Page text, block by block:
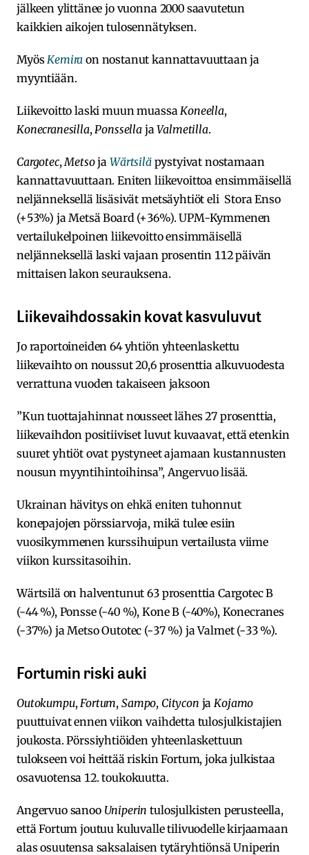
jälkeen ylittänee jo vuonna 2000 saavutetun
kaikkien aikojen tulosennätyksen.
Myös Kemira on nostanut kannattavuuttaan ja
myyntiään.
Liikevoitto laski muun muassa Koneella,
Konecranesilla, Ponssella jaValmetilla.
Cargotec, Metsoja Wärtsiläpystyivat nostamaan
kannattavuuttaan. Eniten liikevoittoa ensimmäisellä
neljänneksellä lisäsivät metsäyhtiöt eli Stora Enso
(+53%) ja Metsä Board (+36%). UPM-Kymmenen
vertailukelpoinen liikevoitto ensimmäisellä
neljänneksellä laski vajaan prosentin 112 päivän
mittaisen lakon seurauksena.
Liikevaihdossakin kovat kasvuluvut
Jo raportoineiden 64 yhtiön yhteenlaskettu
liikevaihto on noussut 20,6 prosenttia alkuvuodesta
verrattuna vuoden takaiseen jaksoon
”Kun tuottajahinnat nousseet lähes 27 prosenttia,
liikevaihdon positiiviset luvut kuvaavat, että etenkin
suuret yhtiöt ovat pystyneet ajamaan kustannusten
nousun myyntihintoihinsa”, Angervuo lisää.
Ukrainan hävitys on ehkä eniten tuhonnut
konepajojen pörssiarvoja, mikä tulee esiin
vuosikymmenen kurssihuipun vertailusta viime
viikon kurssitasoihin.
Wärtsilä on halventunut 63 prosenttia Cargotec B
(-44 %), Ponsse (-40 %), Kone B (-40%), Konecranes
(-37%) ja Metso Outotec (-37 %) ja Valmet (-33 %).
Fortumin riski auki
Outokumpu, Fortum, Sampo, Citycon ja Kojamo
puuttuivat ennen viikon vaihdetta tulosjulkistajien
joukosta. Pörssiyhtiöiden yhteenlaskettuun
tulokseen voi heittää riskin Fortum, joka julkistaa
osavuotensa 12. toukokuutta.
Angervuo sanoo Uniperin tulosjulkisten perusteella,
että Fortum joutuu kuluvalle tilivuodelle kirjaamaan
alas osuutensa saksalaisen tytäryhtiönsä Uniperin